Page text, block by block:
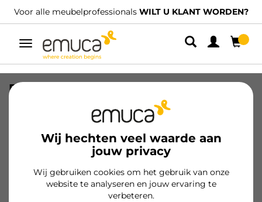
Voor alle meubelprofessionals WILT U KLANT WORDEN?
Umschaltbare
Navigation
Wij hechten veel waarde aan
jouw privacy
Wij gebruiken cookies om het gebruik van onze
website te analyseren en jouw ervaring te
verbeteren.
RUNN SLIPPE PUSH TEL 390mm
8432393103174
Klant worden
Productspecificatie